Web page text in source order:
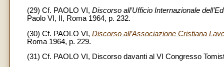
(29) Cf. PAOLO VI, Discorso all’Ufficio Internazionale
Paolo VI, II, Roma 1964, p. 232.
(30) Cf. PAOLO VI, Discorso all’Associazione Cristiana
Roma 1964, p. 229.
(31) Cf. PAOLO VI, Discorso davanti al VI Congresso